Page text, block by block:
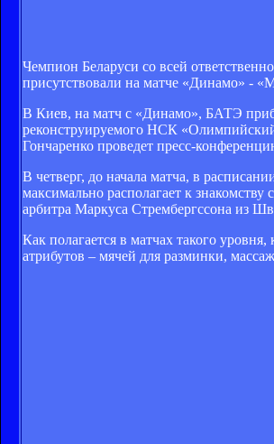
Чемпион Беларуси со всей
присутствовали на матче «Динамо» -
В Киев, на матч с «Динамо», БАТЭ
реконструируемого НСК
Гончаренко проведет пресс-
В четверг, до начала матча, в
максимально располагает к
арбитра Маркуса Стрембергссона из
Как полагается в матчах такого
атрибутов – мячей для разминки,